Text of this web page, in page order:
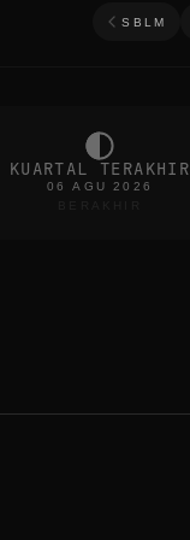
SBLM
KUARTAL TERAKHIR
06 AGU 2026